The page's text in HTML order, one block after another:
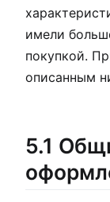
имели
покупкой.
описанным
5.1